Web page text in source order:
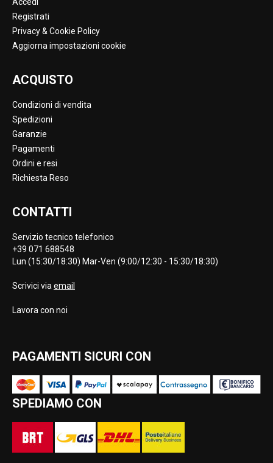
Accedi
Registrati
Privacy & Cookie Policy
Aggiorna impostazioni cookie
ACQUISTO
Condizioni di vendita
Spedizioni
Garanzie
Pagamenti
Ordini e resi
Richiesta Reso
CONTATTI
Servizio tecnico telefonico
+39 071 688548
Lun (15:30/18:30) Mar-Ven (9:00/12:30 - 15:30/18:30)
Scrivici viaemail
Lavora con noi
PAGAMENTI SICURI CON
SPEDIAMO CON